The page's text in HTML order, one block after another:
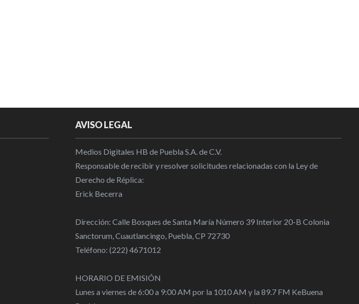
AVISO LEGAL
Medios Digitales HB de Puebla S.A. de C.V.
Responsable de recibir y resolver solicitudes relacionadas con la Ley de
Derecho de Réplica:
Erick Becerra
Dirección: Calle Bosques de Santa María Número 39 Interior 20-B Colonia
Sanctorum, Cuautlancingo, Puebla, CP 72730
Teléfono: (222) 4671012
HORARIO DE EMISIÓN
Lunes a viernes de 6:00 a 9:00 AM por la 1010 AM y la 89.7 FM KeBuena